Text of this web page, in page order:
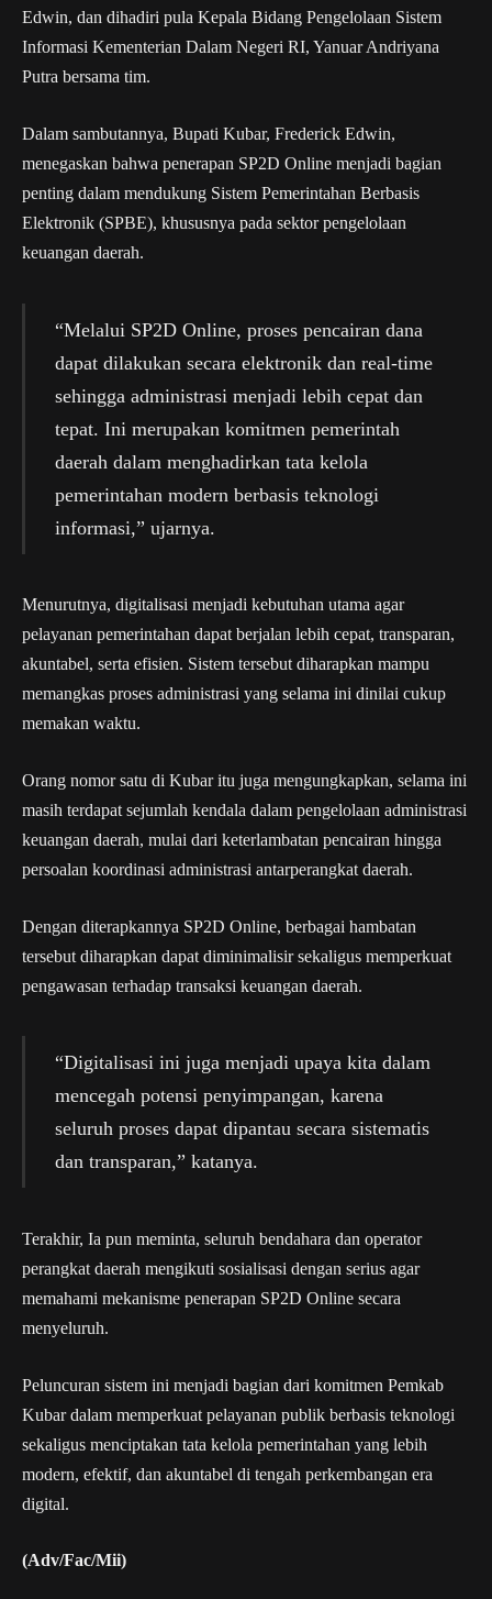
Edwin, dan dihadiri pula Kepala Bidang Pengelolaan Sistem
Informasi Kementerian Dalam Negeri RI, Yanuar Andriyana
Putra bersama tim.
Dalam sambutannya, Bupati Kubar, Frederick Edwin,
menegaskan bahwa penerapan SP2D Online menjadi bagian
penting dalam mendukung Sistem Pemerintahan Berbasis
Elektronik (SPBE), khususnya pada sektor pengelolaan
keuangan daerah.
“Melalui SP2D Online, proses pencairan dana
dapat dilakukan secara elektronik dan real-time
sehingga administrasi menjadi lebih cepat dan
tepat. Ini merupakan komitmen pemerintah
daerah dalam menghadirkan tata kelola
pemerintahan modern berbasis teknologi
informasi,” ujarnya.
Menurutnya, digitalisasi menjadi kebutuhan utama agar
pelayanan pemerintahan dapat berjalan lebih cepat, transparan,
akuntabel, serta efisien. Sistem tersebut diharapkan mampu
memangkas proses administrasi yang selama ini dinilai cukup
memakan waktu.
Orang nomor satu di Kubar itu juga mengungkapkan, selama ini
masih terdapat sejumlah kendala dalam pengelolaan administrasi
keuangan daerah, mulai dari keterlambatan pencairan hingga
persoalan koordinasi administrasi antarperangkat daerah.
Dengan diterapkannya SP2D Online, berbagai hambatan
tersebut diharapkan dapat diminimalisir sekaligus memperkuat
pengawasan terhadap transaksi keuangan daerah.
“Digitalisasi ini juga menjadi upaya kita dalam
mencegah potensi penyimpangan, karena
seluruh proses dapat dipantau secara sistematis
dan transparan,” katanya.
Terakhir, Ia pun meminta, seluruh bendahara dan operator
perangkat daerah mengikuti sosialisasi dengan serius agar
memahami mekanisme penerapan SP2D Online secara
menyeluruh.
Peluncuran sistem ini menjadi bagian dari komitmen Pemkab
Kubar dalam memperkuat pelayanan publik berbasis teknologi
sekaligus menciptakan tata kelola pemerintahan yang lebih
modern, efektif, dan akuntabel di tengah perkembangan era
digital.
(Adv/Fac/Mii)